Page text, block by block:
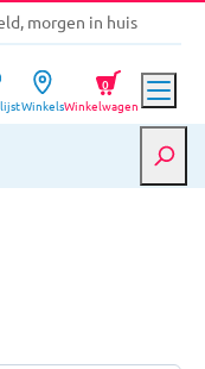
morgen in huis
€39,-
morgen in huis
WinkelsWinkelwagen
0